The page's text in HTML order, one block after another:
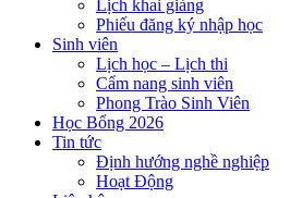
Lịch khai giảng
Phiếu đăng ký nhập học
Sinh viên
Lịch học – Lịch thi
Cẩm nang sinh viên
Phong Trào Sinh Viên
Học Bổng 2026
Tin tức
Định hướng nghề nghiệp
Hoạt Động